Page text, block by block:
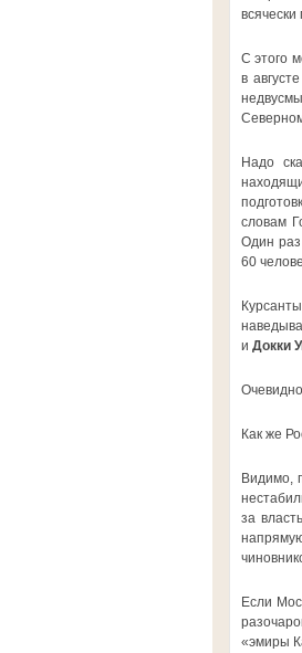
С этого
в
Надо
словам
Один
60
и Докки
Как же
Видимо,
за
Если
«эмиры